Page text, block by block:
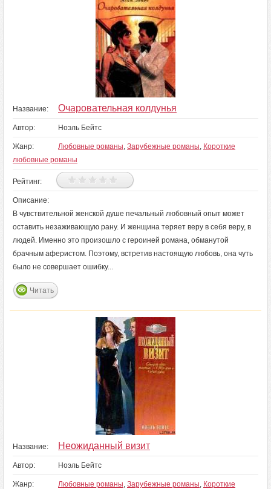
Название: Очаровательная колдунья
Автор: Ноэль Бейтс
Жанр: Любовные романы, Зарубежные романы, Короткие
любовные романы
Рейтинг:
Описание:
В чувствительной женской душе печальный любовный опыт может
оставить незаживающую рану. И женщина теряет веру в себя веру, в
людей. Именно это произошло с героиней романа, обманутой
брачным аферистом. Поэтому, встретив настоящую любовь, она чуть
было не совершает ошибку...
Читать
Название: Неожиданный визит
Автор: Ноэль Бейтс
Жанр: Любовные романы, Зарубежные романы, Короткие